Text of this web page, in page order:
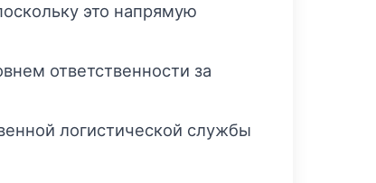
это напрямую
ответственности за
логистической службы